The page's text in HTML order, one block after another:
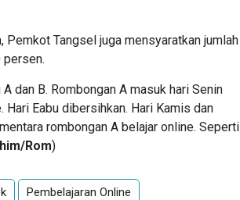
Pemkot Tangsel juga mensyaratkan jumlah
persen.
dan B. Rombongan A masuk hari Senin
Eabu dibersihkan. Hari Kamis dan
rombongan A belajar online. Seperti
Rom)
Pembelajaran Online